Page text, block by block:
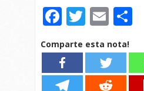
Facebook
Twitter
Email
Comparte esta nota!